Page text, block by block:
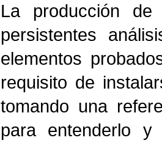
La producción
persistentes
elementos
requisito de
tomando una
para entenderlo